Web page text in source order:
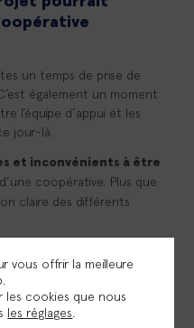
un temps de prise de
également un moment
l’équipe d’appui et les
jour-là.
et inconvénients à être
coopérative. Plus que
claire des différents
spécifiques
et d’emploi (CAE)
pour vous.
vous offrir la meilleure
les cookies que nous
les réglages